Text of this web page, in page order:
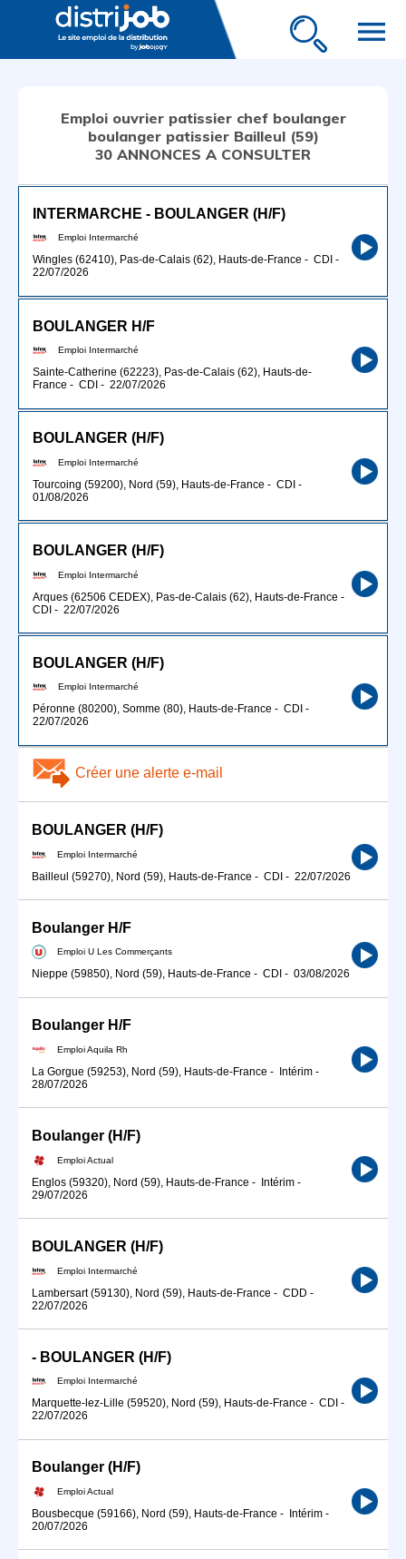
menu
Emploi ouvrier patissier chef boulanger
boulanger patissier Bailleul (59)
30 ANNONCES A CONSULTER
INTERMARCHE - BOULANGER (H/F)
Emploi Intermarché
Wingles (62410), Pas-de-Calais (62), Hauts-de-France - CDI -
22/07/2026
BOULANGER H/F
Emploi Intermarché
Sainte-Catherine (62223), Pas-de-Calais (62), Hauts-de-
France - CDI - 22/07/2026
BOULANGER (H/F)
Emploi Intermarché
Tourcoing (59200), Nord (59), Hauts-de-France - CDI -
01/08/2026
BOULANGER (H/F)
Emploi Intermarché
Arques (62506 CEDEX), Pas-de-Calais (62), Hauts-de-France -
CDI - 22/07/2026
BOULANGER (H/F)
Emploi Intermarché
Péronne (80200), Somme (80), Hauts-de-France - CDI -
22/07/2026
Créer une alerte e-mail
BOULANGER (H/F)
Emploi Intermarché
Bailleul (59270), Nord (59), Hauts-de-France - CDI - 22/07/2026
Boulanger H/F
Emploi U Les Commerçants
Nieppe (59850), Nord (59), Hauts-de-France - CDI - 03/08/2026
Boulanger H/F
Emploi Aquila Rh
La Gorgue (59253), Nord (59), Hauts-de-France - Intérim -
28/07/2026
Boulanger (H/F)
Emploi Actual
Englos (59320), Nord (59), Hauts-de-France - Intérim -
29/07/2026
BOULANGER (H/F)
Emploi Intermarché
Lambersart (59130), Nord (59), Hauts-de-France - CDD -
22/07/2026
- BOULANGER (H/F)
Emploi Intermarché
Marquette-lez-Lille (59520), Nord (59), Hauts-de-France - CDI -
22/07/2026
Boulanger (H/F)
Emploi Actual
Bousbecque (59166), Nord (59), Hauts-de-France - Intérim -
20/07/2026